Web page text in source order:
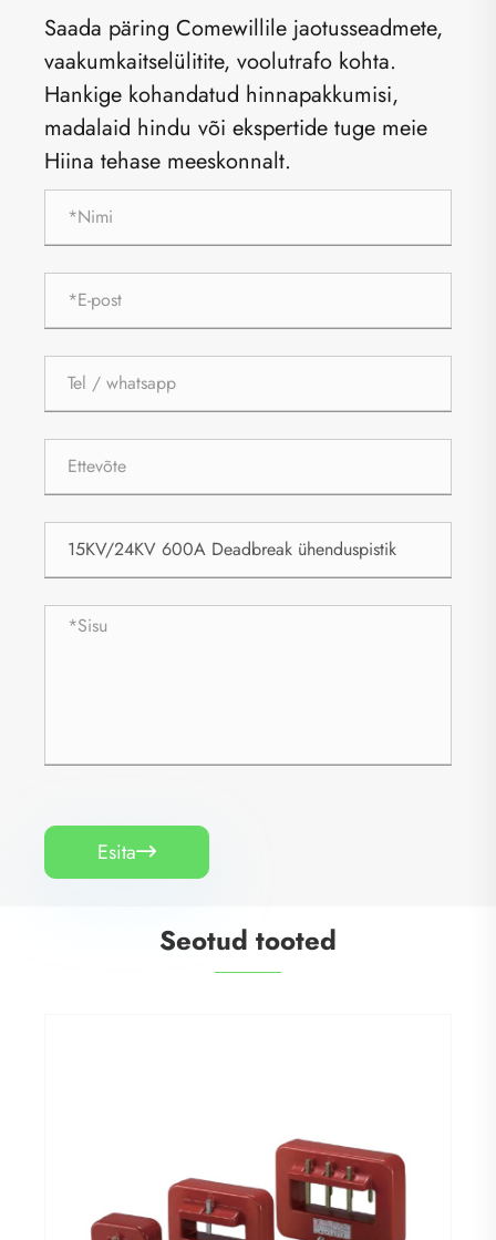
Saada päring Comewillile jaotusseadmete,
vaakumkaitselülitite, voolutrafo kohta.
Hankige kohandatud hinnapakkumisi,
madalaid hindu või ekspertide tuge meie
Hiina tehase meeskonnalt.
Esita
Seotud tooted